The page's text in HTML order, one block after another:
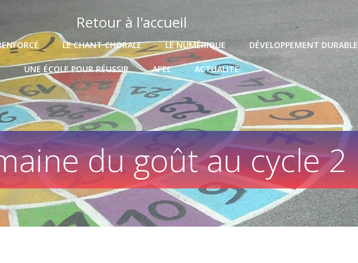
Retour à l'accueil
LE CHANT CHORALE LE NUMÉRIQUE DÉVELOPPEMENT DURABLE
UNE ÉCOLE POUR RÉUSSIR APEL ACTUALITÉ
du goût au cycle 2